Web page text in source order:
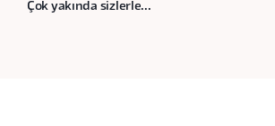
Çok yakında sizlerle...